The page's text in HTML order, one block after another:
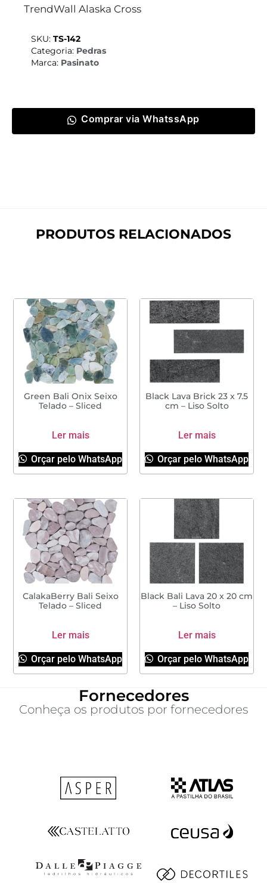
TrendWall Alaska Cross
SKU: TS-142
Categoria: Pedras
Marca: Pasinato
Comprar via WhatssApp
PRODUTOS RELACIONADOS
Green Bali Onix Seixo
Telado – Sliced
Ler mais
Orçar pelo WhatsApp
Black Lava Brick 23 x 7.5
cm – Liso Solto
Ler mais
Orçar pelo WhatsApp
CalakaBerry Bali Seixo
Telado – Sliced
Ler mais
Orçar pelo WhatsApp
Black Bali Lava 20 x 20 cm
– Liso Solto
Ler mais
Orçar pelo WhatsApp
Fornecedores
Conheça os produtos por fornecedores